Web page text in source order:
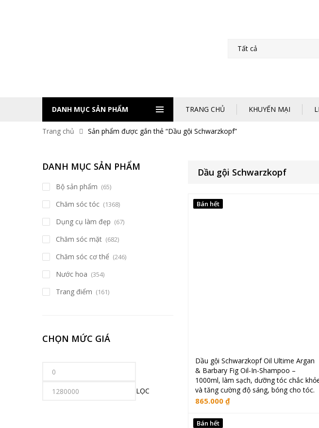
DANH MỤC SẢN PHẨM TRANG CHỦ KHUYẾN MẠI
Trang chủ Sản phẩm được gắn thẻ “Dầu gội Schwarzkopf”
Dầu gội Schwarzkopf
Bán hết
Đọc tiếp
Dầu gội Schwarzkopf Oil Ultime Argan
& Barbary Fig Oil-In-Shampoo –
1000ml, làm sạch, dưỡng tóc chắc
và tăng cường độ sáng, bóng cho tóc.
865.000 ₫
Bán hết
DANH MỤC SẢN PHẨM
Bộ sản phẩm (65)
Chăm sóc tóc (1368)
Dụng cụ làm đẹp (67)
Chăm sóc mặt (682)
Chăm sóc cơ thể (246)
Nước hoa (354)
Trang điểm (161)
CHỌN MỨC GIÁ
LỌC